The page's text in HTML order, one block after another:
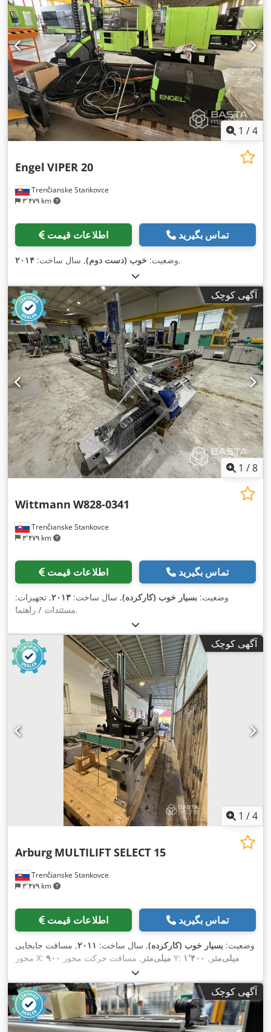
1 /4
Trenčianske Stankovce
۳٬۴۷۹ km
Engel VIPER 20
اطلاعات قیمت تماس بگیرید
وضعیت: خوب (دست دوم), سال ساخت: ۲۰۱۴ ,
آگهی کوچک
1 /8
Trenčianske Stankovce
۳٬۴۷۹ km
Wittmann W828-0341
اطلاعات قیمت تماس بگیرید
وضعیت: بسیار خوب (کارکرده), سال ساخت: ۲۰۱۳, تجهیزات:
مستندات / راهنما,
آگهی کوچک
1 /4
Trenčianske Stankovce
۳٬۴۷۹ km
Arburg MULTILIFT SELECT 15
اطلاعات قیمت تماس بگیرید
وضعیت: بسیار خوب (کارکرده), سال ساخت: ۲۰۱۱, مسافت جابجایی
محور X:
۹۰۰ میلی‌متر , مسافت حرکت محور Y: ۱٬۴۰۰ میلی‌متر ,
تجهیزات:مستندات / راهنما ,
آگهی کوچک